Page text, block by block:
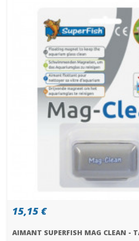
15,15 €
AIMANT SUPERFISH MAG CLEAN -